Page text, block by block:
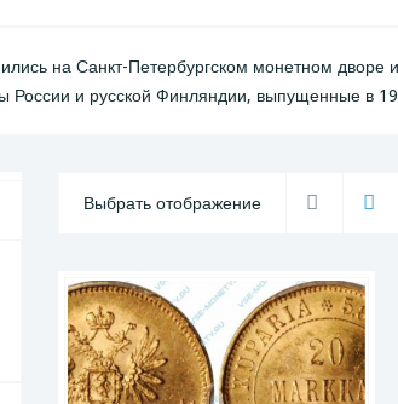
на Санкт-Петербургском монетном
России и русской Финляндии, выпущенные в
Выбрать отображение